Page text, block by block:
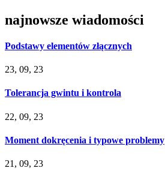
najnowsze wiadomości
Podstawy elementów złącznych
23, 09, 23
Tolerancja gwintu i kontrola
22, 09, 23
Moment dokręcenia i typowe problemy
21, 09, 23